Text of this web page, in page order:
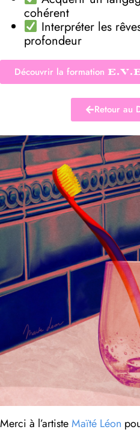
cohérent
Interpréter les
profondeur
Découvrir la formation
Retour au
Merci à l’artisteMaïté Léon